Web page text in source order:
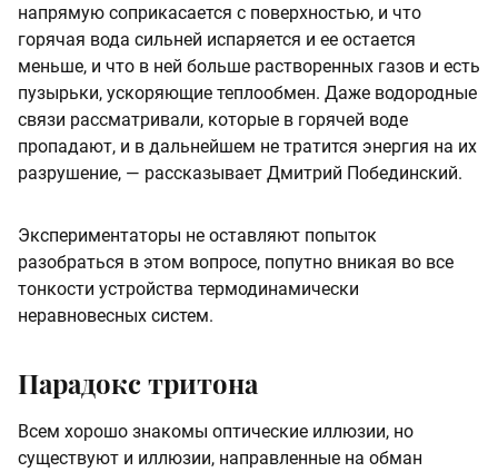
напрямую соприкасается с поверхностью, и что
горячая вода сильней испаряется и ее остается
меньше, и что в ней больше растворенных газов и есть
пузырьки, ускоряющие теплообмен. Даже водородные
связи рассматривали, которые в горячей воде
пропадают, и в дальнейшем не тратится энергия на их
разрушение, — рассказывает Дмитрий Побединский.
Экспериментаторы не оставляют попыток
разобраться в этом вопросе, попутно вникая во все
тонкости устройства термодинамически
неравновесных систем.
Парадокс тритона
Всем хорошо знакомы оптические иллюзии, но
существуют и иллюзии, направленные на обман